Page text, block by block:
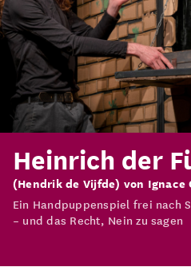
Heinrich der
(Hendrik de Vijfde) von Ignace
Ein Handpuppenspiel frei nach
– und das Recht, Nein zu sagen